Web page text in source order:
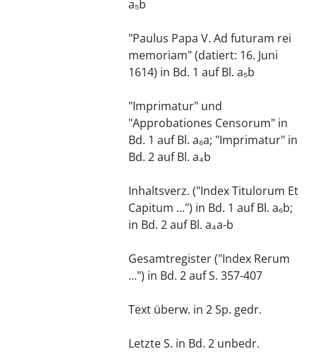
a₅b
"Paulus Papa V. Ad futuram rei
memoriam" (datiert: 16. Juni
1614) in Bd. 1 auf Bl. a₅b
"Imprimatur" und
"Approbationes Censorum" in
Bd. 1 auf Bl. a₆a; "Imprimatur" in
Bd. 2 auf Bl. a₄b
Inhaltsverz. ("Index Titulorum Et
Capitum ...") in Bd. 1 auf Bl. a₆b;
in Bd. 2 auf Bl. a₄a-b
Gesamtregister ("Index Rerum
...") in Bd. 2 auf S. 357-407
Text überw. in 2 Sp. gedr.
Letzte S. in Bd. 2 unbedr.